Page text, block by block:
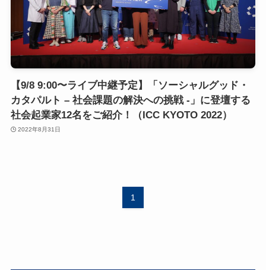
【9/8 9:00〜ライブ中継予定】「ソーシャルグッド・
カタパルト – 社会課題の解決への挑戦 -」に登壇する
社会起業家12名をご紹介！（ICC KYOTO 2022）
2022年8月31日
1